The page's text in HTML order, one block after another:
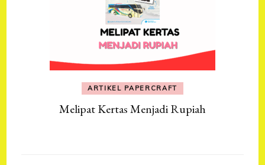
ARTIKEL PAPERCRAFT
Melipat Kertas Menjadi Rupiah